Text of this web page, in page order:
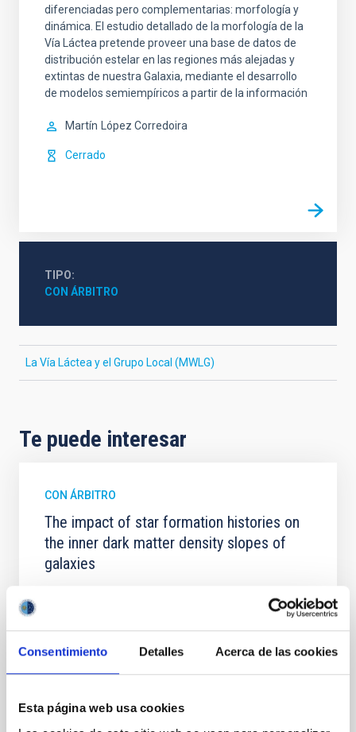
Consentimiento Detalles Acerca de las cookies
Esta página web usa cookies
diferenciadas pero complementarias: morfología y
dinámica. El estudio detallado de la morfología de la
Vía Láctea pretende proveer una base de datos de
distribución estelar en las regiones más alejadas y
extintas de nuestra Galaxia, mediante el desarrollo
de modelos semiempíricos a partir de la información
Martín López Corredoira
Cerrado
TIPO
CON ÁRBITRO
La Vía Láctea y el Grupo Local (MWLG)
Te puede interesar
CON ÁRBITRO
The impact of star formation histories on
the inner dark matter density slopes of
galaxies
star formation histories (SFHs) and the inner dark
temporal distribution of star formation influence the
formation of cored versus cuspy dark matter profiles.